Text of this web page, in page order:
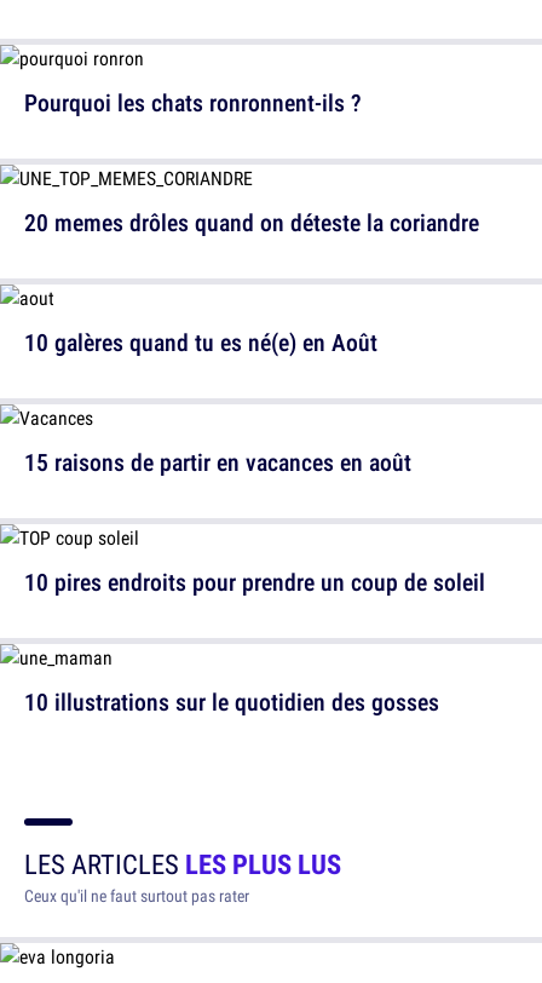
Pourquoi les chats ronronnent-ils ?
10 galères quand tu es né(e) en Août
10 pires endroits pour prendre un coup de soleil
20 memes drôles quand on déteste la coriandre
15 raisons de partir en vacances en août
10 illustrations sur le quotidien des gosses
LES ARTICLES LES PLUS LUS
Ceux qu'il ne faut surtout pas rater